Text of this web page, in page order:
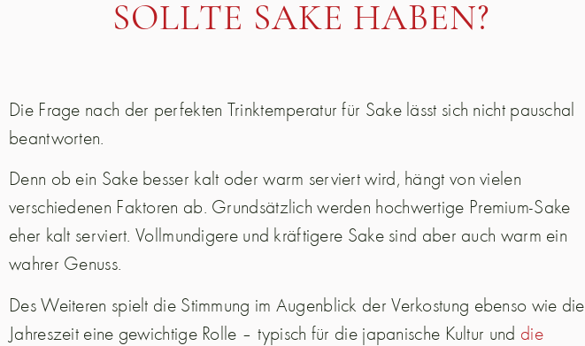
SOLLTE SAKE HABEN?
Die Frage nach der perfekten Trinktemperatur für Sake lässt sich nicht pauschal
beantworten.
Denn ob ein Sake besser kalt oder warm serviert wird, hängt von vielen
verschiedenen Faktoren ab. Grundsätzlich werden hochwertige Premium-Sake
eher kalt serviert. Vollmundigere und kräftigere Sake sind aber auch warm ein
wahrer Genuss.
Des Weiteren spielt die Stimmung im Augenblick der Verkostung ebenso wie die
Jahreszeit eine gewichtige Rolle – typisch für die japanische Kultur und die